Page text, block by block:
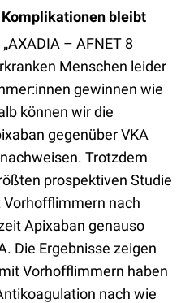
bleibt
– AFNET 8
Menschen leider
gewinnen wie
können wir die
gegenüber VKA
Trotzdem
prospektiven Studie
nach
Apixaban genauso
Die Ergebnisse zeigen
Vorhofflimmern haben
nach wie